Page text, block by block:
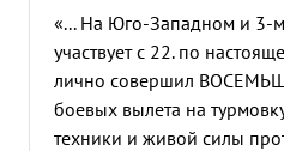
«... На Юго-Западном и 3-
участвует с 22. по
лично совершил
боевых вылета на
техники и живой силы